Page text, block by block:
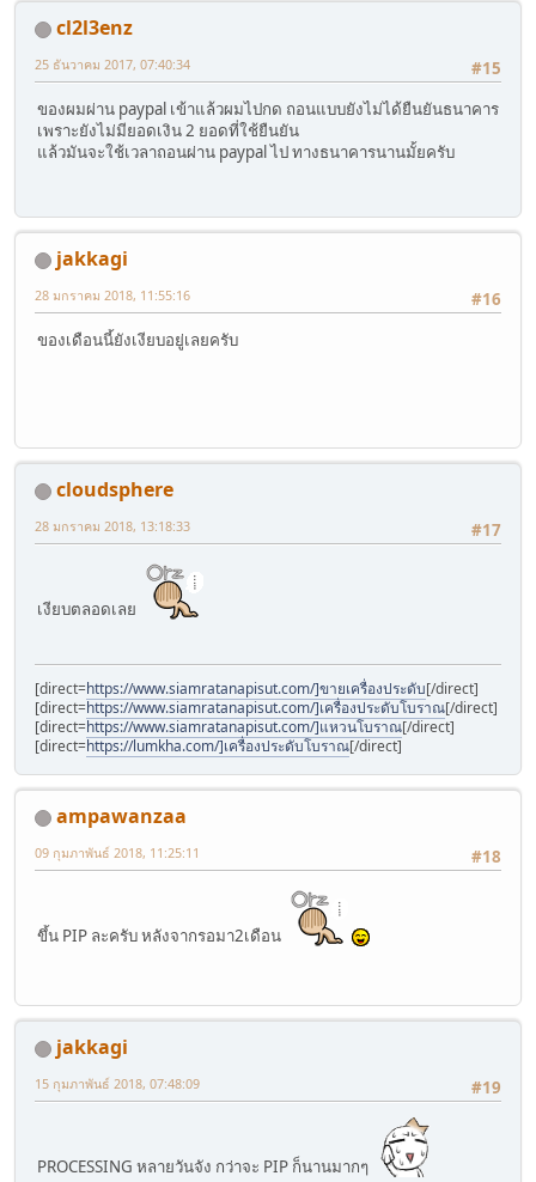
cl2l3enz
#15
25 ธันวาคม 2017, 07:40:34
ของผมผ่าน paypal เข้าแล้วผมไปกด ถอนแบบยังไม่ได้ยืนยันธนาคาร
เพราะยังไม่มียอดเงิน 2 ยอดที่ใช้ยืนยัน
แล้วมันจะใช้เวลาถอนผ่าน paypal ไป ทางธนาคารนานมั้ยครับ
jakkagi
#16
28 มกราคม 2018, 11:55:16
ของเดือนนี้ยังเงียบอยู่เลยครับ
cloudsphere
#17
28 มกราคม 2018, 13:18:33
เงียบตลอดเลย
[direct=https://www.siamratanapisut.com/]ขายเครื่องประดับ[/direct]
[direct=https://www.siamratanapisut.com/]เครื่องประดับโบราณ[/direct]
[direct=https://www.siamratanapisut.com/]แหวนโบราณ[/direct]
[direct=https://lumkha.com/]เครื่องประดับโบราณ[/direct]
ampawanzaa
#18
09 กุมภาพันธ์ 2018, 11:25:11
ขึ้น PIP ละครับ หลังจากรอมา2เดือน
jakkagi
#19
15 กุมภาพันธ์ 2018, 07:48:09
PROCESSING หลายวันจัง กว่าจะ PIP ก็นานมากๆ